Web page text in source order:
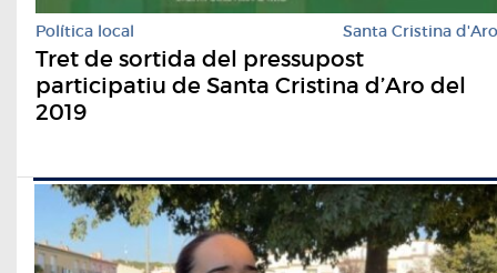
Política local Santa Cristina d'Aro
Tret de sortida del pressupost
participatiu de Santa Cristina d’Aro del
2019